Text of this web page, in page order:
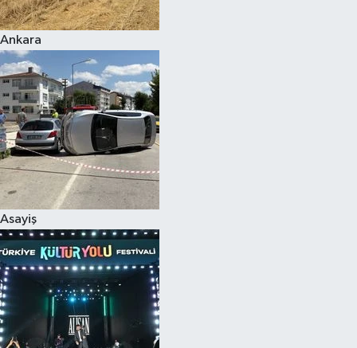
Ankara
Asayiş
Siyaset
Teknoloji
Televizyon
Yaşam-Çevre